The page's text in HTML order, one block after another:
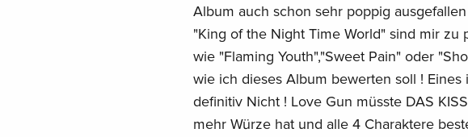
Album auch schon sehr poppig
"King of the Night Time World" sind mir
wie "Flaming Youth","Sweet Pain" oder
wie ich dieses Album bewerten soll !
definitiv Nicht ! Love Gun müsste DAS
mehr Würze hat und alle 4 Charaktere